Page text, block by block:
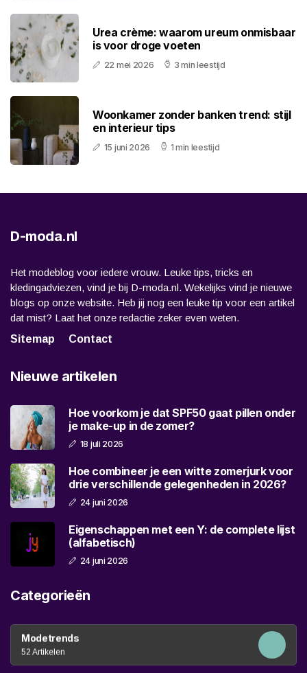
Urea crème: waarom ureum onmisbaar
is voor droge voeten
22 mei 2026 3 min leestijd
Woonkamer zonder banken trend: stijl
en interieur tips
15 juni 2026 1 min leestijd
D-moda.nl
Het modeblog voor iedere vrouw. Leuke tips, tricks en
kledingadviezen, vind je bij D-moda.nl. Wekelijks vind je nieuwe
blogs op onze website. Heb jij nog een leuke tip voor een artikel
dat mist? Laat het onze redactie zeker even weten.
Sitemap
Contact
Nieuwe artikelen
Hoe voorkom je dat SPF50 gaat pillen onder
je make-up in de zomer?
18 juli 2026
Hoe combineer je een witte zomerjurk voor
drie verschillende gelegenheden in 2026?
24 juni 2026
Eigenschappen met een Y: de complete lijst
(alfabetisch)
24 juni 2026
Categorieën
Modetrends
52 Artikelen